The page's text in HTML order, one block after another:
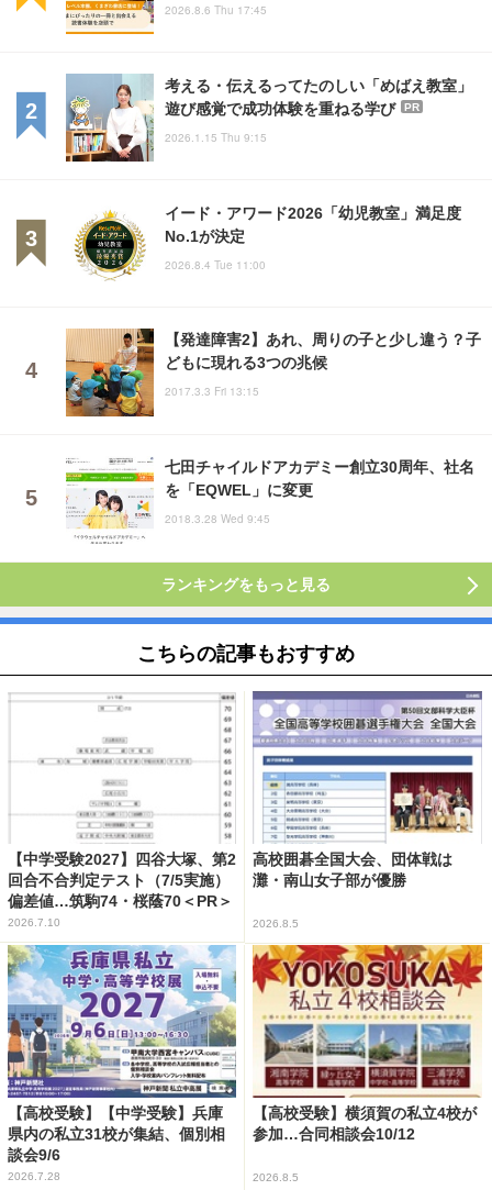
2026.8.6 Thu 17:45
考える・伝えるってたのしい「めばえ教室」
遊び感覚で成功体験を重ねる学び
PR
2026.1.15 Thu 9:15
イード・アワード2026「幼児教室」満足度
No.1が決定
2026.8.4 Tue 11:00
【発達障害2】あれ、周りの子と少し違う？子
どもに現れる3つの兆候
2017.3.3 Fri 13:15
七田チャイルドアカデミー創立30周年、社名
を「EQWEL」に変更
2018.3.28 Wed 9:45
ランキングをもっと見る
こちらの記事もおすすめ
【中学受験2027】四谷大塚、第2
回合不合判定テスト（7/5実施）
偏差値…筑駒74・桜蔭70＜PR＞
2026.7.10
高校囲碁全国大会、団体戦は
灘・南山女子部が優勝
2026.8.5
【高校受験】【中学受験】兵庫
県内の私立31校が集結、個別相
談会9/6
2026.7.28
【高校受験】横須賀の私立4校が
参加…合同相談会10/12
2026.8.5